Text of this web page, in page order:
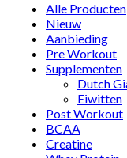
Alle Producten
Nieuw
Aanbieding
Pre Workout
Supplementen
Dutch
Eiwitten
Post Workout
BCAA
Creatine